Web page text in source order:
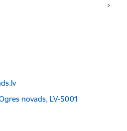
novads, LV-5001